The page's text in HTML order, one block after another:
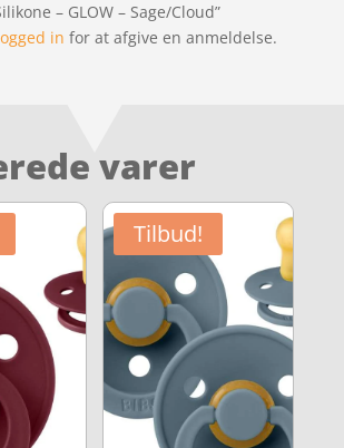
– GLOW – Sage/Cloud”
in for at afgive en anmeldelse.
varer
Tilbud!